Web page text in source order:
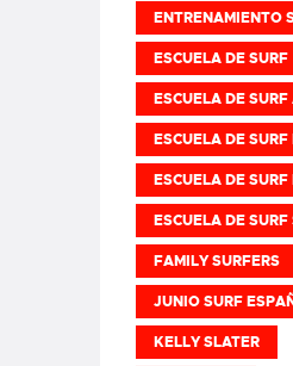
ENTRENAMIENTO
ESCUELA DE SURF
ESCUELA DE
ESCUELA DE
ESCUELA DE
ESCUELA DE
FAMILY SURFERS
JUNIO SURF
KELLY SLATER